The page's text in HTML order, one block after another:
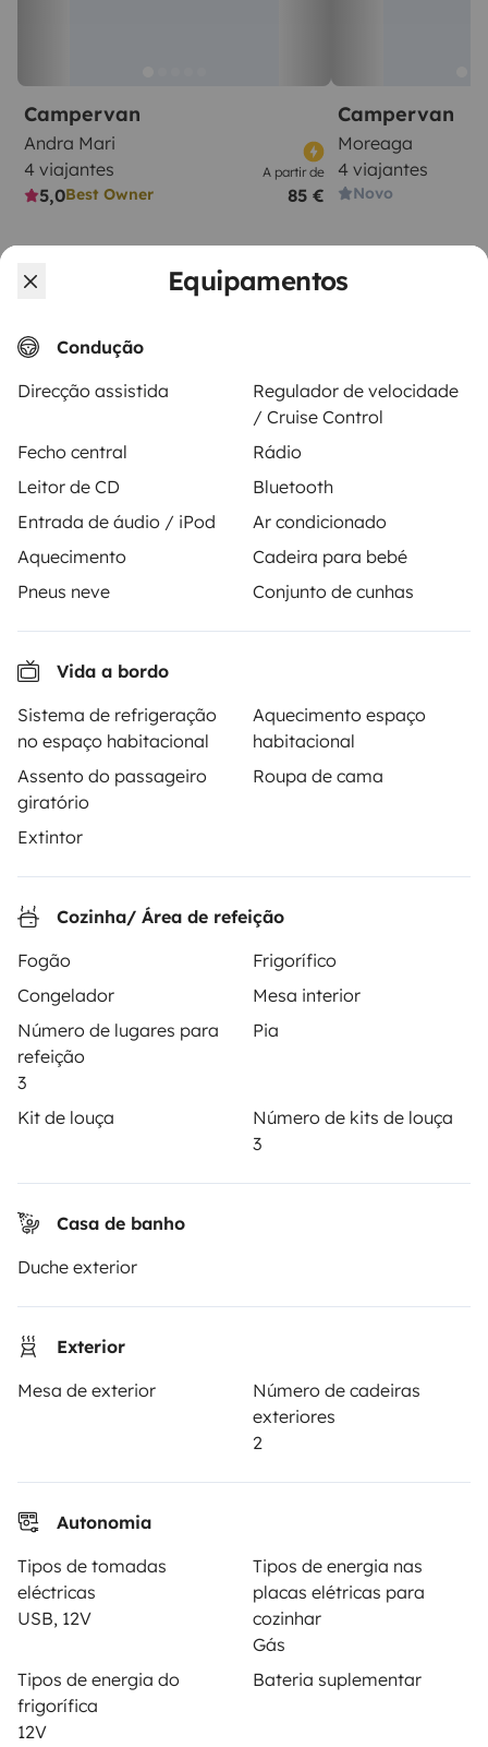
Equipamentos
Condução
Direcção assistida
Regulador de velocidade
/ Cruise Control
Fecho central
Rádio
Leitor de CD
Bluetooth
Entrada de áudio / iPod
Ar condicionado
Aquecimento
Cadeira para bebé
Pneus neve
Conjunto de cunhas
Vida a bordo
Sistema de refrigeração
no espaço habitacional
Aquecimento espaço
habitacional
Assento do passageiro
giratório
Roupa de cama
Extintor
Cozinha/ Área de refeição
Fogão
Frigorífico
Congelador
Mesa interior
Número de lugares para
refeição
3
Pia
Kit de louça
Número de kits de louça
3
Casa de banho
Duche exterior
Exterior
Mesa de exterior
Número de cadeiras
exteriores
2
Autonomia
Tipos de tomadas
eléctricas
USB, 12V
Tipos de energia nas
placas elétricas para
cozinhar
Gás
Tipos de energia do
frigorífica
12V
Bateria suplementar
Campervan
Andra Mari
4 viajantes
5,0Best Owner
A partir de
85 €
Campervan
Moreaga
4 viajantes
Novo
A partir de
60 € /dia
A Yescapa é uma plataforma simples e segura de
aluguer de autocaravanas, furgões transformados e
campervans entre particulares. A página é o
intermediário de confiança e propõe uma solução
chave-na-mão para os alugueres de autocaravanas
em total liberdade e confiança.
4.18/5 de 543 comentários de utilizadores no Trusted
Shops
Instagram
X
Como funciona?
Alugar uma autocaravana
Primeiros passos de autocaravana
Os comentários dos nossos utilizadores
Ajuda locatário
PROPRIETÁRIOS
Criar um anúncio
Contrato de aluguer
Seguro de aluguer
Assistências de aluguer
Modos de pagamento seguros
Descarregar na